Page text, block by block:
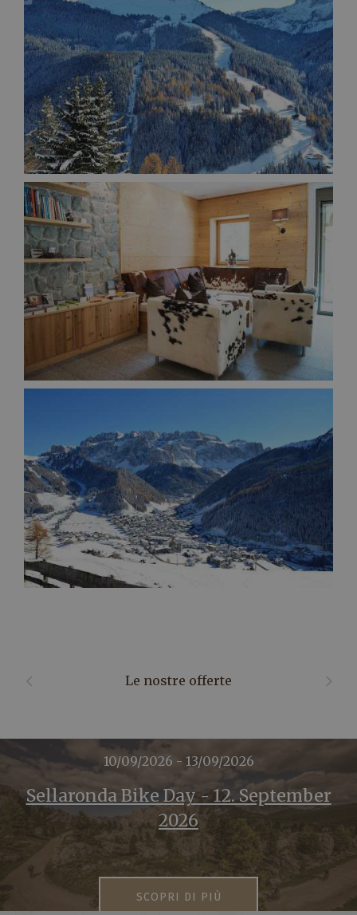
Le nostre offerte
10/09/2026 - 13/09/2026
Sellaronda Bike Day - 12. September
2026
SCOPRI DI PIÙ